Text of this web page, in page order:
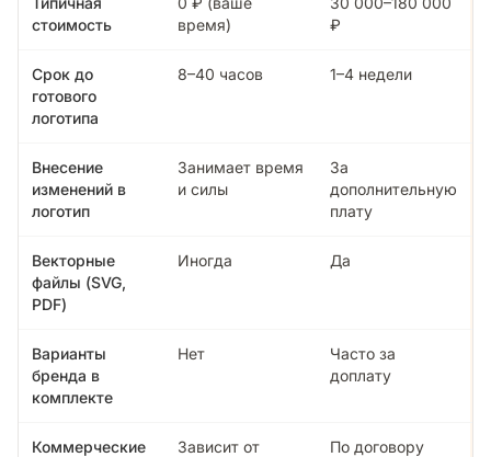
стоимость
время)
₽
Срок до
готового
логотипа
8–40 часов 1–4 недели
Внесение
изменений в
логотип
Занимает время
и силы
За
дополнительную
плату
Векторные
файлы (SVG,
PDF)
Иногда Да
Варианты
бренда в
комплекте
Нет
Часто за
доплату
Коммерческие
Зависит от
По договору